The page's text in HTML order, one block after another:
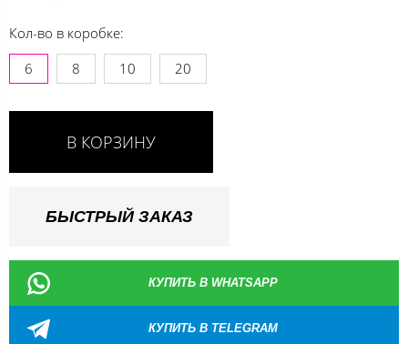
Кол-во в коробке:
6
8 10 20
В КОРЗИНУ
БЫСТРЫЙ ЗАКАЗ
КУПИТЬ В WHATSAPP
КУПИТЬ В TELEGRAM